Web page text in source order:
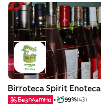
Birroteca Spirit Enoteca
Безплатно 99%(43)